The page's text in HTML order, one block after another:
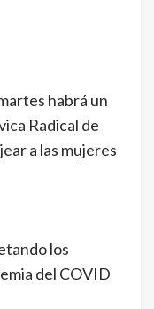
habrá un
Radical de
a las mujeres
los
del COVID